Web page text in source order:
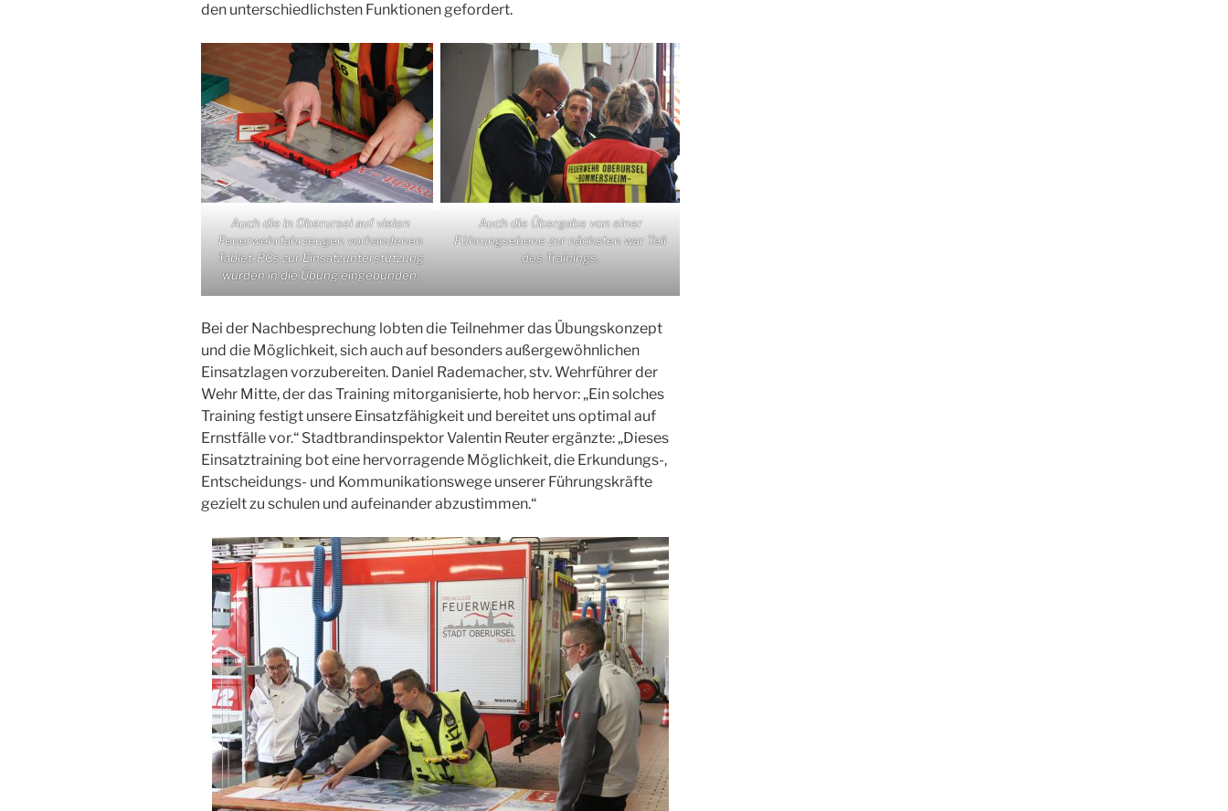
den unterschiedlichsten Funktionen gefordert.
Auch die in Oberursel auf vielen
Feuerwehrfahrzeugen vorhandenen
Tablet-PCs zur Einsatzunterstützung
wurden in die Übung eingebunden.
Auch die Übergabe von einer
Führungsebene zur nächsten war Teil
des Trainings.
Bei der Nachbesprechung lobten die Teilnehmer das Übungskonzept
und die Möglichkeit, sich auch auf besonders außergewöhnlichen
Einsatzlagen vorzubereiten. Daniel Rademacher, stv. Wehrführer der
Wehr Mitte, der das Training mitorganisierte, hob hervor: „Ein solches
Training festigt unsere Einsatzfähigkeit und bereitet uns optimal auf
Ernstfälle vor.“ Stadtbrandinspektor Valentin Reuter ergänzte: „Dieses
Einsatztraining bot eine hervorragende Möglichkeit, die Erkundungs-,
Entscheidungs- und Kommunikationswege unserer Führungskräfte
gezielt zu schulen und aufeinander abzustimmen.“